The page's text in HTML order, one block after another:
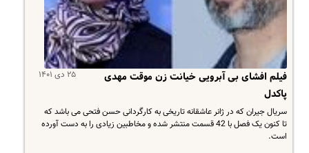
۲۵ دی ۱۴۰۱
فیلم افشای بی آبرویی خیانت زن موقت مهدی
پاکدل
سریال جیران که در ژانر عاشقانه تاریخی به کارگردانی حسن فتحی می باشد که
تا کنون یک فصل با 42 قسمت منتشر شده و مخاطبین زیادی را به دست آورده
است.